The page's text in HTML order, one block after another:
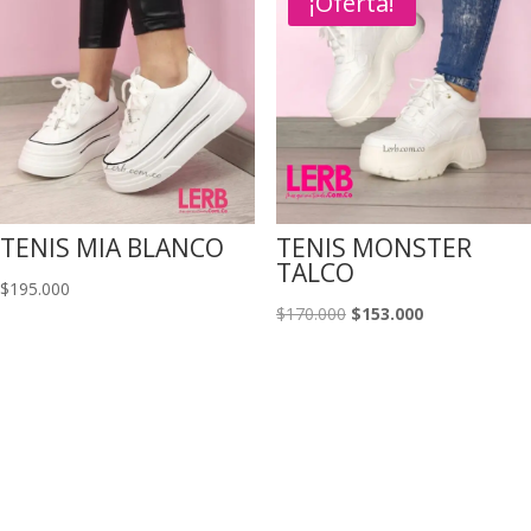
$187.000.$149.000.
TENIS MIA BLANCO
$195.000
TENIS MONSTER
TALCO
$170.000 El
$153.000El